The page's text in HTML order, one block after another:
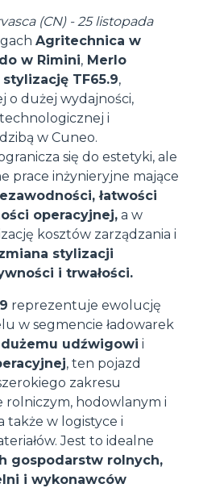
(CN) - 25 listopada
Agritechnica w
w Rimini, Merlo
TF65.9,
o dużej wydajności,
i
w Cuneo.
się do estetyki, ale
prace inżynieryjne mające
łatwości
operacyjnej, a w
kosztów zarządzania i
stylizacji
i trwałości.
reprezentuje ewolucję
w segmencie ładowarek
dużemu udźwigowi i
, ten pojazd
zakresu
rolniczym, hodowlanym i
także w logistyce i
Jest to idealne
gospodarstw rolnych,
i wykonawców